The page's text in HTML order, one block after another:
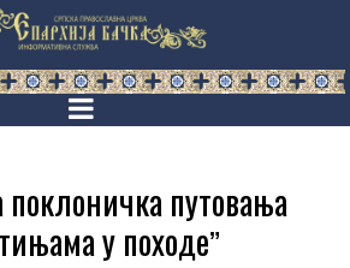
путовања
у походеˮ